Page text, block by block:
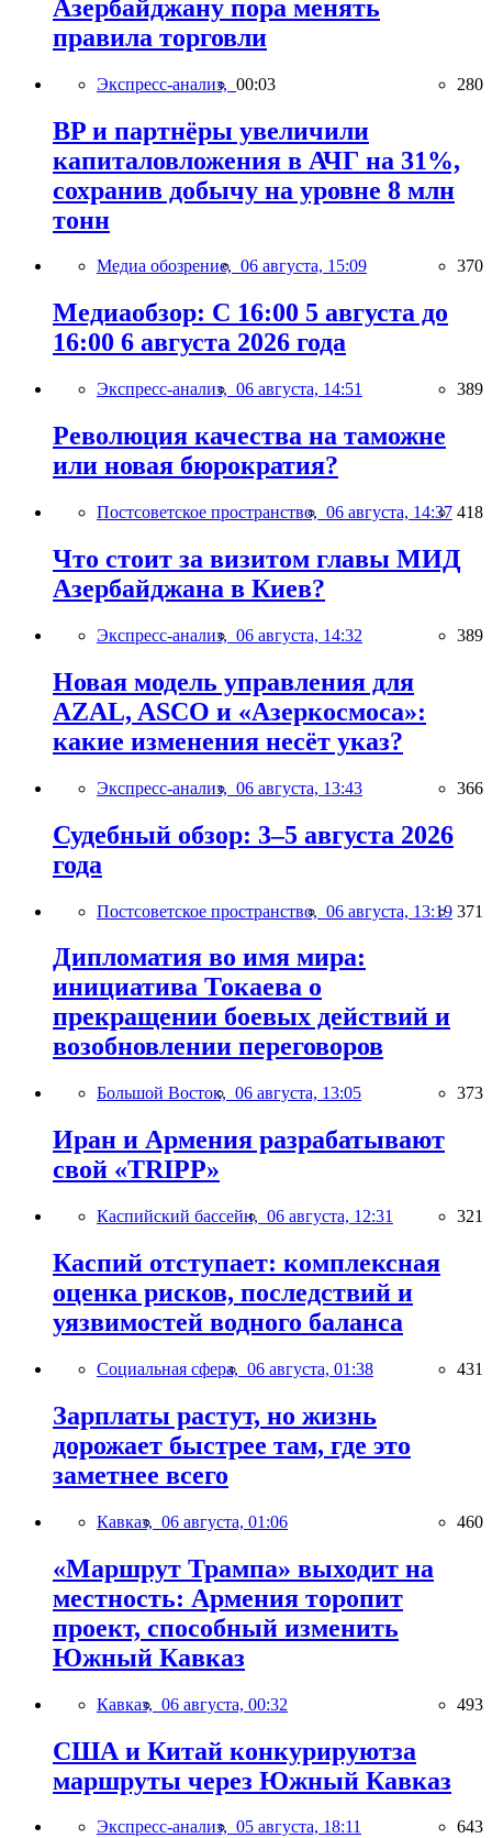
Азербайджану пора менять
правила торговли
Экспресс-анализ, 00:03 280
BP и партнёры увеличили
капиталовложения в АЧГ на 31%,
сохранив добычу на уровне 8 млн
тонн
Медиа обозрение, 06 августа, 15:09 370
Медиаобзор: С 16:00 5 августа до
16:00 6 августа 2026 года
Экспресс-анализ, 06 августа, 14:51 389
Революция качества на таможне
или новая бюрократия?
Постсоветское пространство, 06 августа, 14:37 418
Что стоит за визитом главы МИД
Азербайджана в Киев?
Экспресс-анализ, 06 августа, 14:32 389
Новая модель управления для
AZAL, ASCO и «Азеркосмоса»:
какие изменения несёт указ?
Экспресс-анализ, 06 августа, 13:43 366
Судебный обзор: 3–5 августа 2026
года
Постсоветское пространство, 06 августа, 13:19 371
Дипломатия во имя мира:
инициатива Токаева о
прекращении боевых действий и
возобновлении переговоров
Большой Восток, 06 августа, 13:05 373
Иран и Армения разрабатывают
свой «TRIPP»
Каспийский бассейн, 06 августа, 12:31 321
Каспий отступает: комплексная
оценка рисков, последствий и
уязвимостей водного баланса
Социальная сфера, 06 августа, 01:38 431
Зарплаты растут, но жизнь
дорожает быстрее там, где это
заметнее всего
Кавказ, 06 августа, 01:06 460
«Маршрут Трампа» выходит на
местность: Армения торопит
проект, способный изменить
Южный Кавказ
Кавказ, 06 августа, 00:32 493
США и Китай конкурируютза
маршруты через Южный Кавказ
Экспресс-анализ, 05 августа, 18:11 643